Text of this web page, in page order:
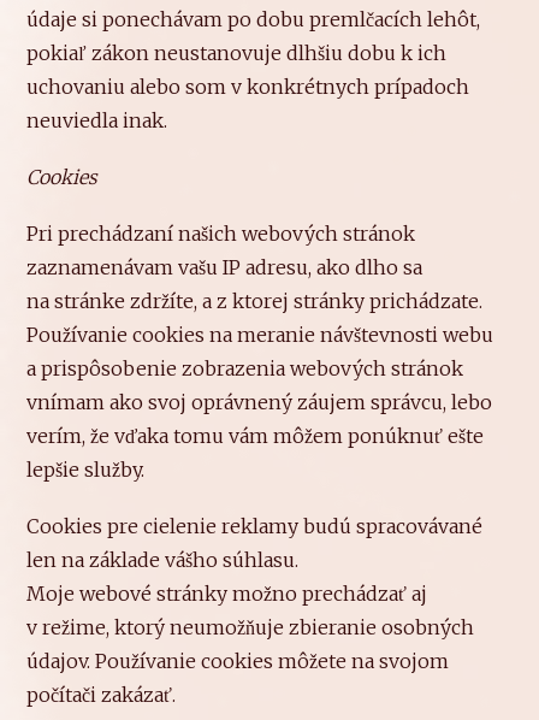
údaje si ponechávam po dobu premlčacích lehôt,
pokiaľ zákon neustanovuje dlhšiu dobu k ich
uchovaniu alebo som v konkrétnych prípadoch
neuviedla inak.
Cookies
Pri prechádzaní našich webových stránok
zaznamenávam vašu IP adresu, ako dlho sa
na stránke zdržíte, a z ktorej stránky prichádzate.
Používanie cookies na meranie návštevnosti webu
a prispôsobenie zobrazenia webových stránok
vnímam ako svoj oprávnený záujem správcu, lebo
verím, že vďaka tomu vám môžem ponúknuť ešte
lepšie služby.
Cookies pre cielenie reklamy budú spracovávané
len na základe vášho súhlasu.
Moje webové stránky možno prechádzať aj
v režime, ktorý neumožňuje zbieranie osobných
údajov. Používanie cookies môžete na svojom
počítači zakázať.